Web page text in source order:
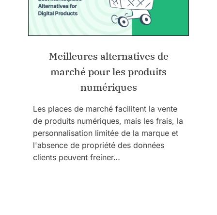
Meilleures alternatives de
marché pour les produits
numériques
Les places de marché facilitent la vente
de produits numériques, mais les frais, la
personnalisation limitée de la marque et
l'absence de propriété des données
clients peuvent freiner…